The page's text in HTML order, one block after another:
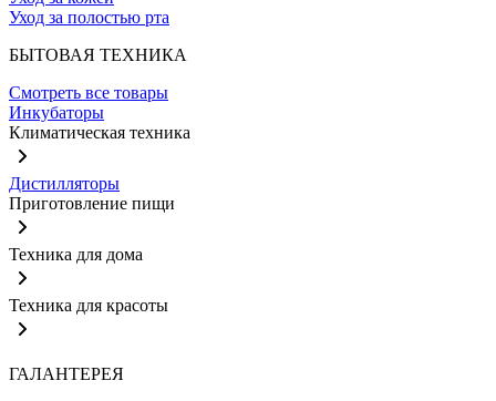
Уход за полостью рта
БЫТОВАЯ ТЕХНИКА
Смотреть все товары
Инкубаторы
Климатическая техника
Дистилляторы
Приготовление пищи
Техника для дома
Техника для красоты
ГАЛАНТЕРЕЯ